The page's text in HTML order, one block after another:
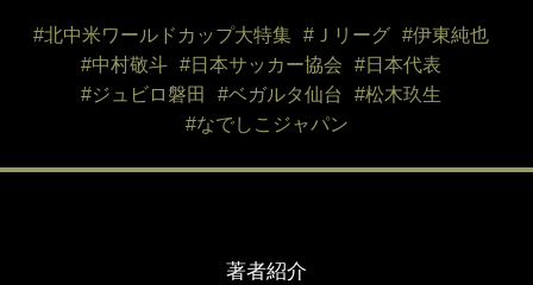
#北中米ワールドカップ大特集 #Ｊリーグ
#伊東純也
#中村敬斗
#日本サッカー協会
#日本代表
#ジュビロ磐田
#ベガルタ仙台
#松木玖生
#なでしこジャパン
著者紹介